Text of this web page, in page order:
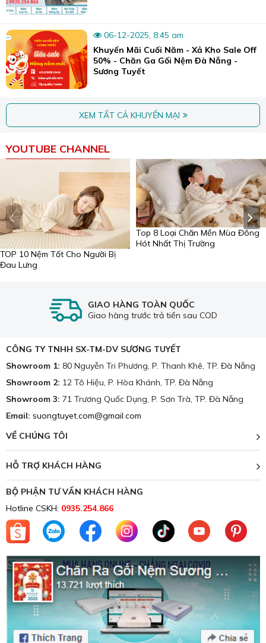
06-12-2025, 8:45 am
Khuyến Mãi Cuối Năm - Xả Kho Sale Off
50% - Chăn Ga Gối Nệm Đà Nẵng -
Sương Tuyết
XEM TẤT CẢ KHUYẾN MẠI
YOUTUBE CHANNEL
TOP 10 Nệm Tốt Cho Người Bị
Đau Lưng
Top 8 Loại Chăn Mền Mùa Đông
Hót Nhất Thị Trường
GIAO HÀNG TOÀN QUỐC
Giao hàng trước trả tiền sau COD
CÔNG TY TNHH SX-TM-DV SƯƠNG TUYẾT
Showroom 1: 80 Nguyễn Tri Phương, P. Thanh Khê, TP. Đà Nẵng
Showroom 2: 12 Tô Hiệu, P. Hòa Khánh, TP. Đà Nẵng
Showroom 3: 71 Trương Quốc Dụng, P. Sơn Trà, TP. Đà Nẵng
Email: suongtuyet.com@gmail.com
VỀ CHÚNG TÔI
HỖ TRỢ KHÁCH HÀNG
BỘ PHẬN TƯ VẤN KHÁCH HÀNG
Hotline CSKH: 0935.254.866